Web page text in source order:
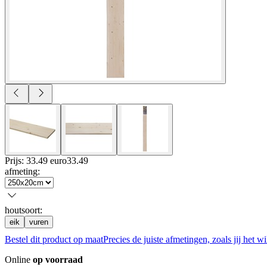
Prijs: 33.49 euro33.49
afmeting:
houtsoort:
eik vuren
Bestel dit product op maatPrecies de juiste afmetingen, zoals jij het
Online op voorraad